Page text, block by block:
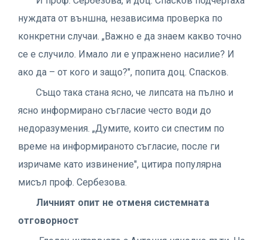
нуждата от външна, независима проверка по
конкретни случаи. „Важно е да знаем какво точно
се е случило. Имало ли е упражнено насилие? И
ако да – от кого и защо?", попита доц. Спасков.
Също така стана ясно, че липсата на пълно и
ясно информирано съгласие често води до
недоразумения. „Думите, които си спестим по
време на информираното съгласие, после ги
изричаме като извинение", цитира популярна
мисъл проф. Сербезова.
Личният опит не отменя системната
отговорност